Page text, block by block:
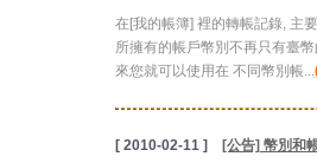
在[我的帳簿] 裡的轉帳記錄, 主
所擁有的帳戶幣別不再只有臺
來您就可以使用在 不同幣別帳...
[ 2010-02-11 ]
[公告] 幣別和